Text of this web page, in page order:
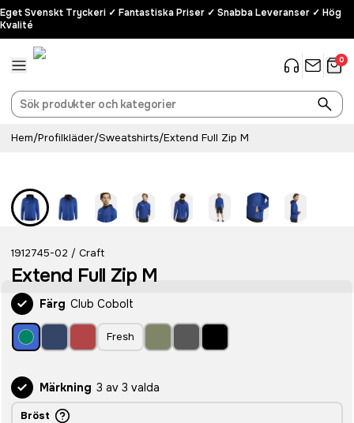
Eget Svenskt Tryckeri ✓ Fantastiska Priser ✓ Snabba Leveranser ✓ Hög
Kvalité
0
Hem/Profilkläder/Sweatshirts/Extend Full Zip M
1912745-02 / Craft
Extend Full Zip M
Färg Club Cobolt
Fresh
Märkning 3 av 3 valda
Bröst